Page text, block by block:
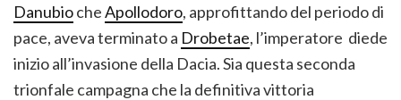
DanubiocheApollodoro, approfittando del periodo di
pace, aveva terminato a Drobetae, l’imperatore diede
inizio all’invasione della Dacia. Sia questa seconda
trionfale campagna che la definitiva vittoria